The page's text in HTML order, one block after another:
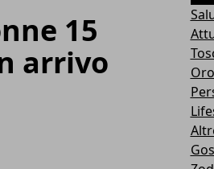
15
arrivo